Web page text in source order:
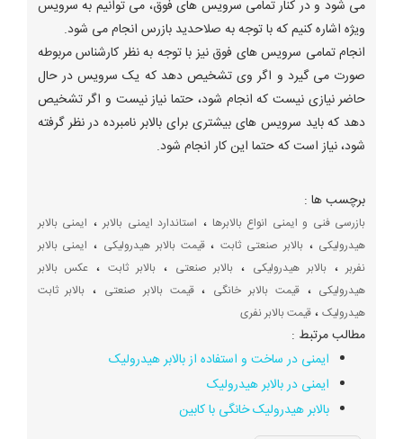
می شود و در کنار تمامی سرویس های فوق، می توانیم به سرویس
ویژه اشاره کنیم که با توجه به صلاحدید بازرس انجام می شود.
انجام تمامی سرویس های فوق نیز با توجه به نظر کارشناس مربوطه
صورت می گیرد و اگر وی تشخیص دهد که یک سرویس در حال
حاضر نیازی نیست که انجام شود، حتما نیاز نیست و اگر تشخیص
دهد که باید سرویس های بیشتری برای بالابر نامبرده در نظر گرفته
شود، نیاز است که حتما این کار انجام شود.
برچسب ها :
بازرسی فنی و ایمنی انواع بالابرها ، استاندارد ایمنی بالابر، ایمنی بالابر
هیدرولیکی ،بالابر صنعتی ثابت،قیمت بالابر هیدرولیکی ، ایمنی بالابر
نفربر،بالابر هیدرولیکی ، بالابر صنعتی ،بالابر ثابت، عکس بالابر
هیدرولیکی ،قیمت بالابر خانگی ،قیمت بالابر صنعتی ، بالابر ثابت
هیدرولیک، قیمت بالابر نفری
مطالب مرتبط :
ایمنی در ساخت و استفاده از بالابر هیدرولیک
ایمنی در بالابر هیدرولیک
بالابر هیدرولیک خانگی با کابین